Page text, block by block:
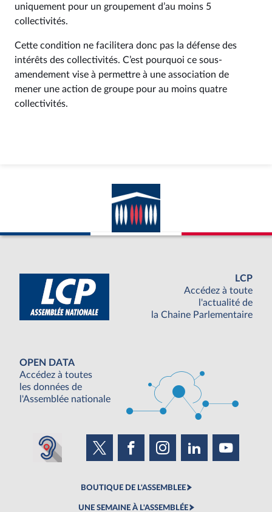
uniquement pour un groupement d’au moins 5
collectivités.
Cette condition ne facilitera donc pas la défense des
intérêts des collectivités. C’est pourquoi ce sous-
amendement vise à permettre à une association de
mener une action de groupe pour au moins quatre
collectivités.
LCP
Accédez à toute
l'actualité de
la Chaine Parlementaire
OPEN DATA
Accédez à toutes
les données de
l'Assemblée nationale
BOUTIQUE DE L'ASSEMBLEE
UNE SEMAINE À L'ASSEMBLÉE